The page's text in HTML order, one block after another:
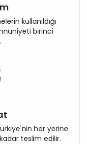
kullanıldığı
birinci
her yerine
teslim edilir.